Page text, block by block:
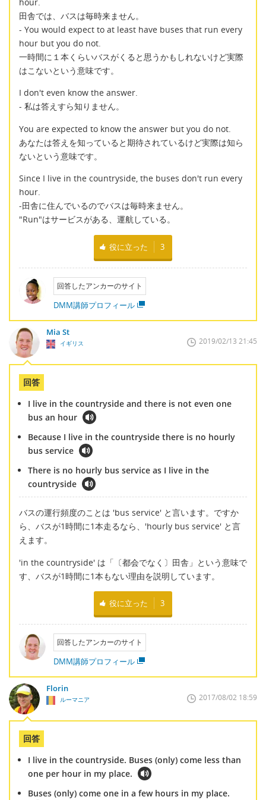
田舎では、バスは毎時来ません。
- You would expect to at least have buses that run every
hour but you do not.
一時間に１本くらいバスがくると思うかもしれないけど実際
はこないという意味です。
I don't even know the answer.
- 私は答えすら知りません。
You are expected to know the answer but you do not.
あなたは答えを知っていると期待されているけど実際は知ら
ないという意味です。
Since I live in the countryside, the buses don't run every
hour.
-田舎に住んでいるのでバスは毎時来ません。
"Run"はサービスがある、運航している。
役に立った 3
回答したアンカーのサイト
DMM講師プロフィール
Mia St
イギリス 2019/02/13 21:45
回答
I live in the countryside and there is not even one
bus an hour
Because I live in the countryside there is no hourly
bus service
There is no hourly bus service as I live in the
countryside
バスの運行頻度のことは 'bus service' と言います。ですか
ら、バスが1時間に1本走るなら、'hourly bus service' と言
えます。
'in the countryside' は「〔都会でなく〕田舎」という意味で
す、バスが1時間に1本もない理由を説明しています。
役に立った 3
回答したアンカーのサイト
DMM講師プロフィール
Florin
ルーマニア 2017/08/02 18:59
回答
I live in the countryside. Buses (only) come less than
one per hour in my place.
Buses (only) come one in a few hours in my place.